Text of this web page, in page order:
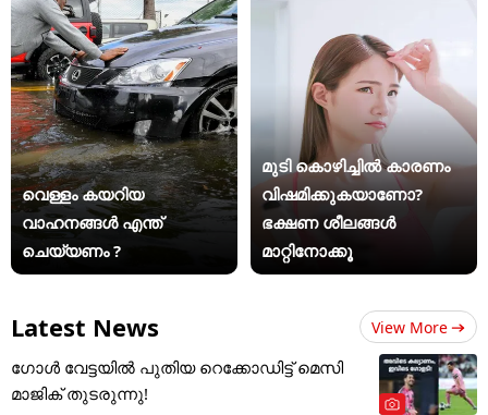
വെള്ളം കയറിയ
വാഹനങ്ങൾ എന്ത്
ചെയ്യണം ?
മുടി കൊഴിച്ചിൽ കാരണം
വിഷമിക്കുകയാണോ?
ഭക്ഷണ ശീലങ്ങൾ
മാറ്റിനോക്കൂ
Latest News View More
ഗോൾ വേട്ടയിൽ പുതിയ റെക്കോഡിട്ട് ​മെസി
മാജിക് തുടരുന്നു!